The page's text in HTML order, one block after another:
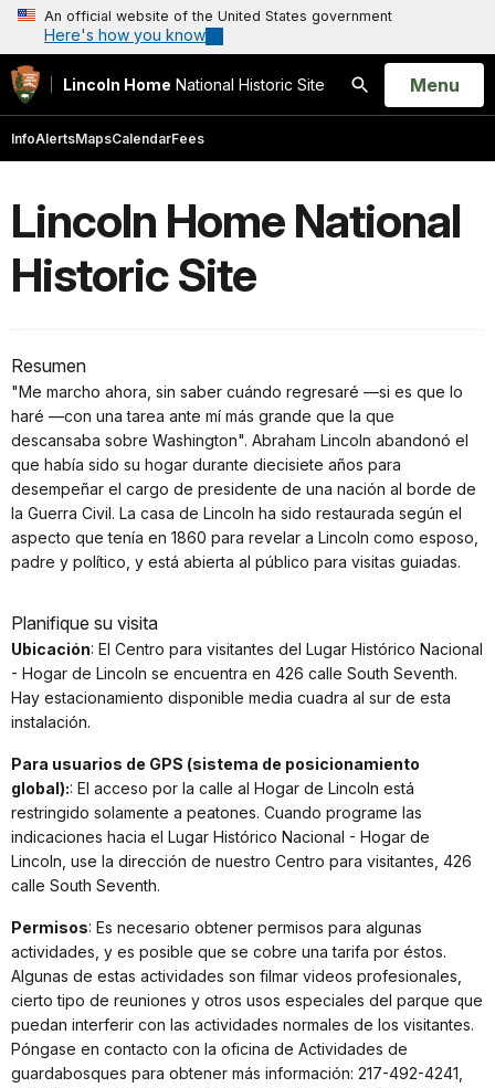
An official website of the United States government
Here's how you know
Lincoln Home National Historic Site
Search
Open
Menu
InfoAlertsMapsCalendarFees
Lincoln Home National
Historic Site
Resumen
"Me marcho ahora, sin saber cuándo regresaré —si es que lo
haré —con una tarea ante mí más grande que la que
descansaba sobre Washington". Abraham Lincoln abandonó el
que había sido su hogar durante diecisiete años para
desempeñar el cargo de presidente de una nación al borde de
la Guerra Civil. La casa de Lincoln ha sido restaurada según el
aspecto que tenía en 1860 para revelar a Lincoln como esposo,
padre y político, y está abierta al público para visitas guiadas.
Planifique su visita
Ubicación: El Centro para visitantes del Lugar Histórico Nacional
- Hogar de Lincoln se encuentra en 426 calle South Seventh.
Hay estacionamiento disponible media cuadra al sur de esta
instalación.
Para usuarios de GPS (sistema de posicionamiento
global):: El acceso por la calle al Hogar de Lincoln está
restringido solamente a peatones. Cuando programe las
indicaciones hacia el Lugar Histórico Nacional - Hogar de
Lincoln, use la dirección de nuestro Centro para visitantes, 426
calle South Seventh.
Permisos: Es necesario obtener permisos para algunas
actividades, y es posible que se cobre una tarifa por éstos.
Algunas de estas actividades son filmar videos profesionales,
cierto tipo de reuniones y otros usos especiales del parque que
puedan interferir con las actividades normales de los visitantes.
Póngase en contacto con la oficina de Actividades de
guardabosques para obtener más información: 217-492-4241,